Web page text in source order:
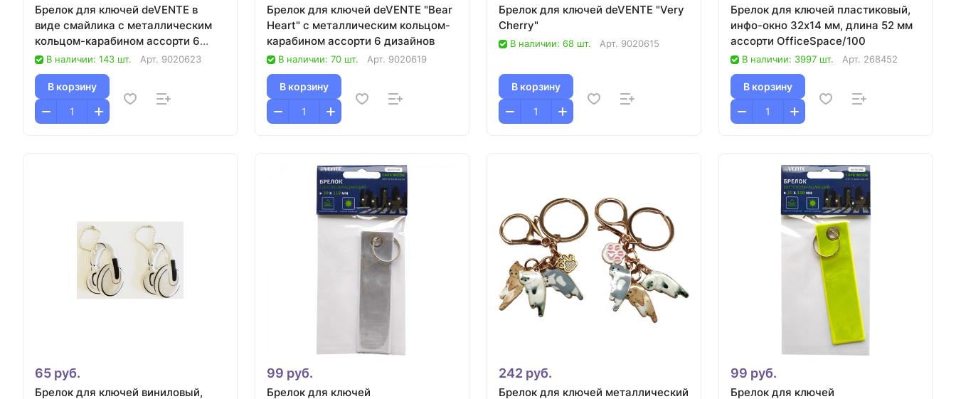
Брелок для ключей deVENTE в
виде смайлика с металлическим
кольцом-карабином ассорти 6
дизайнов
В наличии: 143 шт. Арт. 9020623
В корзину
Брелок для ключей deVENTE "Bear
Heart" с металлическим кольцом-
карабином ассорти 6 дизайнов
В наличии: 70 шт. Арт. 9020619
В корзину
Брелок для ключей deVENTE "Very
Cherry"
В наличии: 68 шт. Арт. 9020615
В корзину
Брелок для ключей пластиковый,
инфо-окно 32х14 мм, длина 52 мм
ассорти OfficeSpace/100
В наличии: 3997 шт. Арт. 268452
В корзину
65 руб.
Брелок для ключей виниловый,
99 руб.
Брелок для ключей
242 руб.
Брелок для ключей металлический
99 руб.
Брелок для ключей